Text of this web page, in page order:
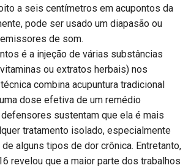
a seis centímetros em acupontos da
pode ser usado um diapasão ou
de som.
é a injeção de várias substâncias
ou extratos herbais) nos
combina acupuntura tradicional
dose efetiva de um remédio
sustentam que ela é mais
tratamento isolado, especialmente
alguns tipos de dor crônica. Entretanto,
revelou que a maior parte dos trabalhos